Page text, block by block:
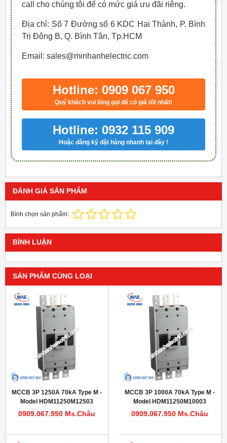
call cho chúng tôi để có mức giá ưu đãi riêng.
Địa chỉ: Số 7 Đường số 6 KDC Hai Thành, P. Bình
Trị Đông B, Q. Bình Tân, Tp.HCM
Email: sales@minhanhelectric.com
Hotline: 0909 067 950
Quý khách vui lòng gọi để có giá tốt nhất!
Hotline: 0932 115 909
Hoặc đăng ký đặt hàng nhanh tại đây !
ĐÁNH GIÁ SẢN PHẨM
Bình chọn sản phẩm:
BÌNH LUẬN
SẢN PHẨM CÙNG LOẠI
MCCB 3P 1250A 70kA Type M -
Model HDM11250M12503
0909.067.950 Ms.Châu
MCCB 3P 1000A 70kA Type M -
Model HDM11250M10003
0909.067.950 Ms.Châu